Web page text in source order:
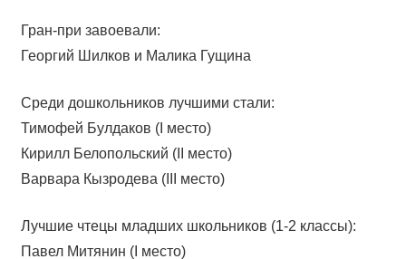
Гран-при завоевали:
Георгий Шилков и Малика Гущина
Среди дошкольников лучшими стали:
Тимофей Булдаков (I место)
Кирилл Белопольский (II место)
Варвара Кызродева (III место)
Лучшие чтецы младших школьников (1-2 классы):
Павел Митянин (I место)